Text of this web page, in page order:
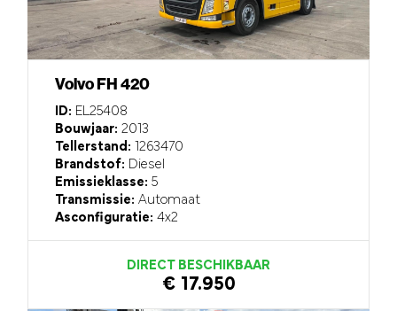
Volvo FH 420
ID: EL25408
Bouwjaar: 2013
Tellerstand: 1263470
Brandstof: Diesel
Emissieklasse: 5
Transmissie: Automaat
Asconfiguratie: 4x2
DIRECT BESCHIKBAAR
€ 17.950